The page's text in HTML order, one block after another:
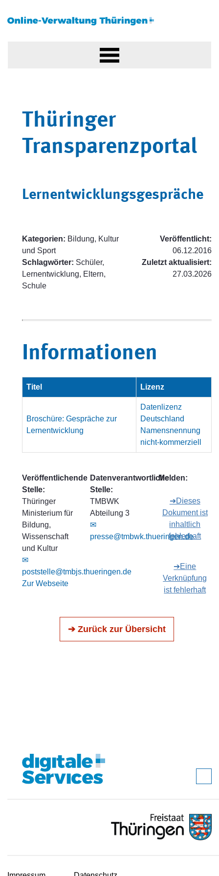
Thüringer
Transparenzportal
Lernentwicklungsgespräche
Kategorien: Bildung, Kultur
und Sport
Schlagwörter: Schüler,
Lernentwicklung, Eltern,
Schule
Veröffentlicht:
06.12.2016
Zuletzt aktualisiert:
27.03.2026
Informationen
Titel Lizenz
Broschüre: Gespräche zur
Lernentwicklung
Datenlizenz
Deutschland
Namensnennung
nicht-kommerziell
Veröffentlichende
Stelle:
Thüringer
Ministerium für
Bildung,
Wissenschaft
und Kultur
✉
poststelle@tmbjs.thueringen.de
Zur Webseite
Datenverantwortliche
Stelle:
TMBWK
Abteilung 3
✉
presse@tmbwk.thueringen.de
Melden:
➔Dieses
Dokument ist
inhaltlich
fehlerhaft
➔Eine
Verknüpfung
ist fehlerhaft
➔ Zurück zur Übersicht